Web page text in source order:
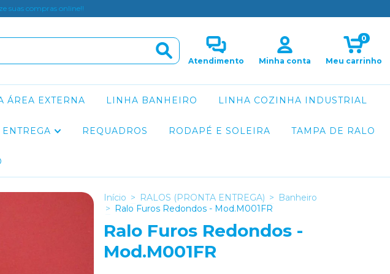
suas compras online!!
Atendimento Minha conta Meu carrinho
0
ÁREA EXTERNA LINHA BANHEIRO LINHA COZINHA INDUSTRIAL
REQUADROS RODAPÉ E SOLEIRA TAMPA DE RALO
Início > RALOS (PRONTA ENTREGA) > Banheiro
> Ralo Furos Redondos - Mod.M001FR
Ralo Furos Redondos -
Mod.M001FR